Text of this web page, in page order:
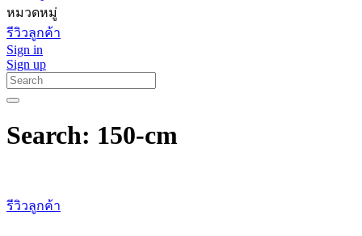
หมวดหมู่
รีวิวลูกค้า
Sign in
Sign up
Search: 150-cm
รีวิวลูกค้า